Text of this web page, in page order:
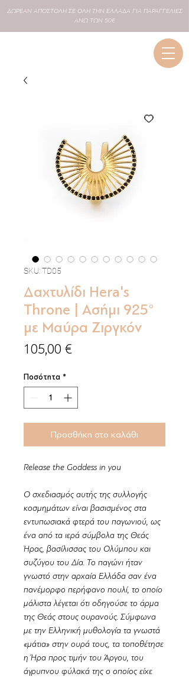
ΔΩΡΕΑΝ ΑΠΟΣΤΟΛΗ ΣΕ ΟΛΗΤΗΝ ΕΛΛΑΔΑ ΓΙΑ ΠΑΡΑΓΓΕΛΙΕΣ
ΑΝΩ ΤΩΝ 50€
SKU: TD05
Δαχτυλίδι Hera's
Throne | Ασήμι 925°
με Μαύρα Ζιργκόν
105,00 €Τιμή
Ποσότητα *
Προσθήκη στο καλάθι
Release the Goddess in you
Ο σχεδιασμός αυτής της συλλογής
κοσμημάτων είναι βασισμένος στα
εντυπωσιακά φτερά του παγωνιού, ως
ένα από τα ιερά σύμβολα της Θεάς
Ήρας, βασίλισσας του Ολύμπου και
συζύγου του Δία. Το παγώνι ήταν
γνωστό στην αρχαία Ελλάδα σαν ένα
πανέμορφο περήφανο πουλί, το οποίο
μάλιστα λέγεται ότι οδηγούσε το άρμα
της Θεάς στους ουρανούς. Σύμφωνα
με την Ελληνική μυθολογία τα γνωστά
«μάτια» στην ουρά τους, τα τοποθέτησε
η Ήρα προς τιμήν του Άργου, του
άγρυπνου φύλακά της ο οποίος είχε